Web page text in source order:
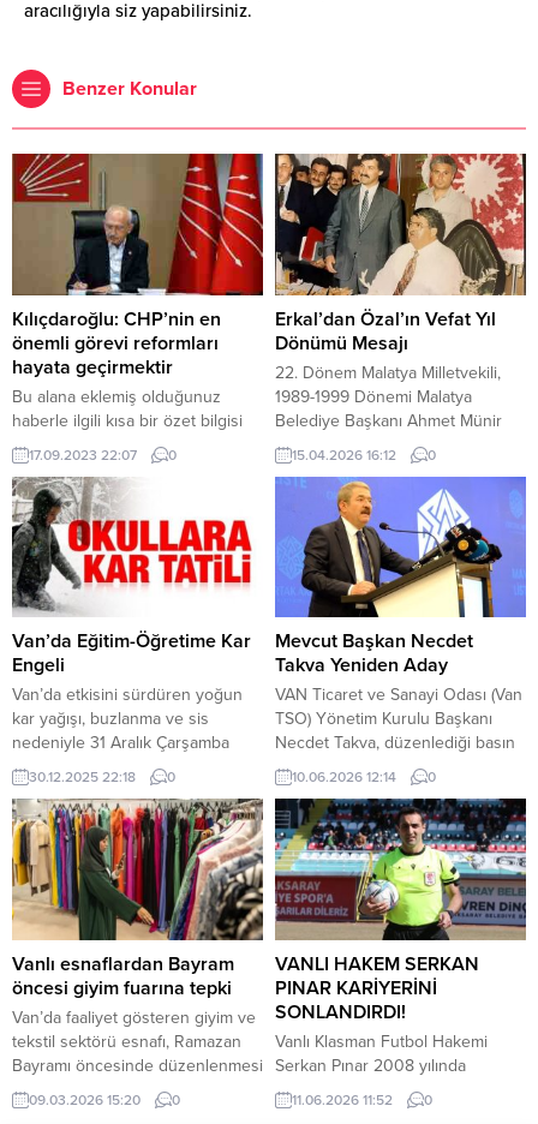
aracılığıyla siz yapabilirsiniz.
Benzer Konular
Kılıçdaroğlu: CHP’nin en
önemli görevi reformları
hayata geçirmektir
Bu alana eklemiş olduğunuz
haberle ilgili kısa bir özet bilgisi
ekleyebilirsiniz. Bu metin yazı
düzenleme sayfasında “Özet”
bölümünden eklenebilir. Özet
eklenmişse başlık altında kalın
olarak bu şekilde gösterilir,
eklenmemişse bu alan boş kalır.
17.09.2023 22:07 0
Erkal’dan Özal’ın Vefat Yıl
Dönümü Mesajı
22. Dönem Malatya Milletvekili,
1989-1999 Dönemi Malatya
Belediye Başkanı Ahmet Münir
Erkal, ülkemizin büyük devlet ve
siyaset adamı, 8.
Cumhurbaşkanımız Turgut Özal’ı
vefat yıl dönümünde rahmet,
minnet ve saygıyla andığını ifade
etti. Erkal mesajında, Turgut Özal’ı
anarken yalnızca bir dönemin
değil; aynı zamanda bir anlayışın,
bir vizyonun ve Türkiye’ye
kazandırdığı...
15.04.2026 16:12 0
Van’da Eğitim-Öğretime Kar
Engeli
Van’da etkisini sürdüren yoğun
kar yağışı, buzlanma ve sis
nedeniyle 31 Aralık Çarşamba
günü il genelinde tüm resmi ve
özel eğitim kurumlarında eğitime 1
gün ara verildi.
Van Valiliğinden Yapılan
açıklamaya göre,“Meteoroloji
Bölge Müdürlüğümüzle...
30.12.2025 22:18 0
Mevcut Başkan Necdet
Takva Yeniden Aday
VAN Ticaret ve Sanayi Odası (Van
TSO) Yönetim Kurulu Başkanı
Necdet Takva, düzenlediği basın
toplantısında oda seçimlerinde
yeniden aday olacağını açıkladı.
Van’daki bir otelde
gerçekleştirilen toplantıda basın
mensuplarıyla bir araya gelen Van
TSO Yönetim Kurulu Başkanı
Necdet Takva, adaylığını duyurdu.
2013 yılından bugüne kadar
yaptıkları çalışmaları
değerlendiren Başkan Takva,
görev...
10.06.2026 12:14 0
Vanlı esnaflardan Bayram
öncesi giyim fuarına tepki
Van’da faaliyet gösteren giyim ve
tekstil sektörü esnafı, Ramazan
Bayramı öncesinde düzenlenmesi
planlanan Giyim Fuarı’nın tarihine
tepki gösterdi. Esnaf temsilcileri,
09.03.2026 15:20 0
VANLI HAKEM SERKAN
PINAR KARİYERİNİ
SONLANDIRDI!
Vanlı Klasman Futbol Hakemi
Serkan Pınar 2008 yılında
başladığı başarı dolu Futbol
Hakemlik kariyerini aldığı radikal
11.06.2026 11:52 0